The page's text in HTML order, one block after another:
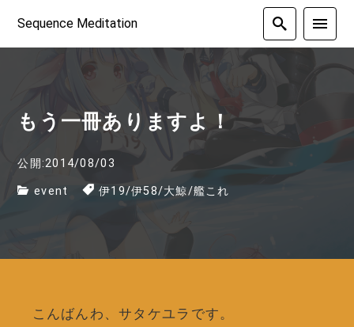
Sequence Meditation
もう一冊ありますよ！
公開:2014/08/03
event 伊19/伊58/大鯨/艦これ
こんばんわ、サタケユラです。